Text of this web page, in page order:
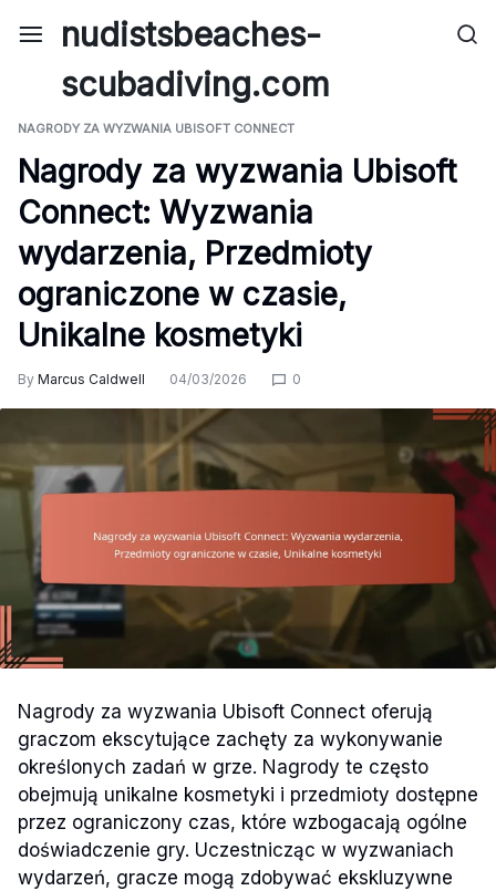
nudistsbeaches-
scubadiving.com
NAGRODY ZA WYZWANIA UBISOFT CONNECT
Nagrody za wyzwania Ubisoft
Connect: Wyzwania
wydarzenia, Przedmioty
ograniczone w czasie,
Unikalne kosmetyki
By Marcus Caldwell 04/03/2026 0
Nagrody za wyzwania Ubisoft Connect oferują
graczom ekscytujące zachęty za wykonywanie
określonych zadań w grze. Nagrody te często
obejmują unikalne kosmetyki i przedmioty dostępne
przez ograniczony czas, które wzbogacają ogólne
doświadczenie gry. Uczestnicząc w wyzwaniach
wydarzeń, gracze mogą zdobywać ekskluzywne